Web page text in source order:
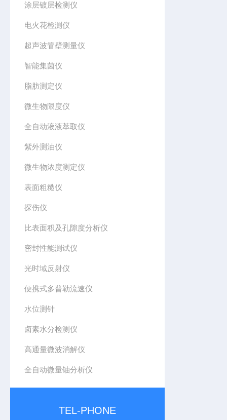
涂层镀层检测仪
电火花检测仪
超声波管壁测量仪
智能集菌仪
脂肪测定仪
微生物限度仪
全自动液液萃取仪
紫外测油仪
微生物浓度测定仪
表面粗糙仪
探伤仪
比表面积及孔隙度分析仪
密封性能测试仪
光时域反射仪
便携式多普勒流速仪
水位测针
卤素水分检测仪
高通量微波消解仪
全自动微量铀分析仪
TEL-PHONE